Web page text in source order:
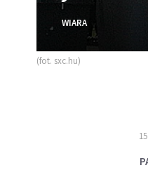
WIARA
(fot. sxc.hu)